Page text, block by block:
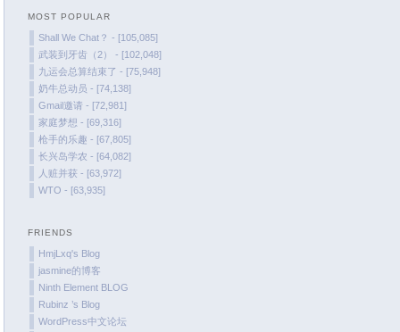
MOST POPULAR
Shall We Chat？ - [105,085]
武装到牙齿（2） - [102,048]
九运会总算结束了 - [75,948]
奶牛总动员 - [74,138]
Gmail邀请 - [72,981]
家庭梦想 - [69,316]
枪手的乐趣 - [67,805]
长兴岛学农 - [64,082]
人赃并获 - [63,972]
WTO - [63,935]
FRIENDS
HmjLxq's Blog
jasmine的博客
Ninth Element BLOG
Rubinz ’s Blog
WordPress中文论坛